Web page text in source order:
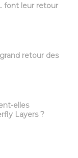
font leur retour
retour des
elles
Layers ?